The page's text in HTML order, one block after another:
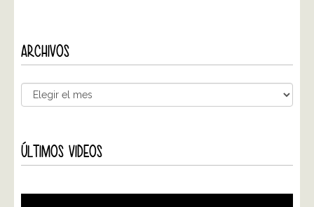
ARCHIVOS
ÚLTIMOS VIDEOS